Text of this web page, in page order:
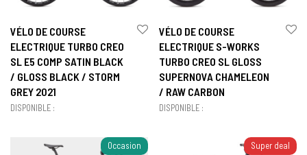
VÉLO DE COURSE
ELECTRIQUE TURBO CREO
SL E5 COMP SATIN BLACK
/ GLOSS BLACK / STORM
GREY 2021
DISPONIBLE :
VÉLO DE COURSE
ELECTRIQUE S-WORKS
TURBO CREO SL GLOSS
SUPERNOVA CHAMELEON
/ RAW CARBON
DISPONIBLE :
Occasion Super deal